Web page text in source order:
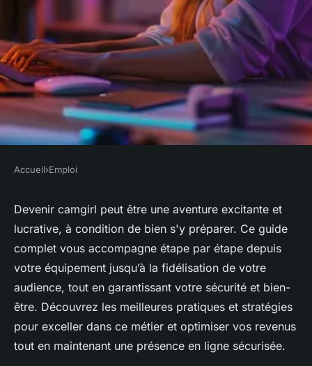
Comment réussir à devenir
Camgirl : guide complet et
conseils
admin•10 juin 2024 •2 min de lecture
Accueil›Emploi
Devenir camgirl peut être une aventure excitante et
lucrative, à condition de bien s'y préparer. Ce guide
complet vous accompagne étape par étape depuis
votre équipement jusqu’à la fidélisation de votre
audience, tout en garantissant votre sécurité et bien-
être. Découvrez les meilleures pratiques et stratégies
pour exceller dans ce métier et optimiser vos revenus
tout en maintenant une présence en ligne sécurisée.